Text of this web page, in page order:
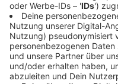
Autos, Motorräder
Bundesanstalt für
möchte eigenen
beispielsweise
sind. Das Ziel der